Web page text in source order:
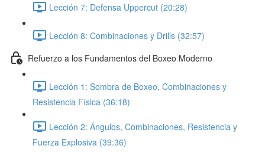
Lección 7: Defensa Uppercut (20:28)
Lección 8: Combinaciones y Drills (32:57)
Refuerzo a los Fundamentos del Boxeo Moderno
Lección 1: Sombra de Boxeo, Combinaciones y
Resistencia Física (36:18)
Lección 2: Ángulos, Combinaciones, Resistencia y
Fuerza Explosiva (39:36)